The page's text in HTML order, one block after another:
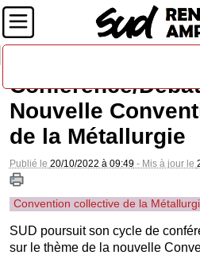
Conférence/
Nouvelle
de la Métallurgie
Publié le 20/10/2022 à 09:49- Mis à jour le
Convention collective de la
SUD poursuit son cycle de
sur le thème de la nouvelle